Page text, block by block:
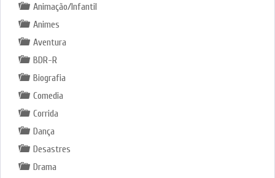
Animação/Infantil
Animes
Aventura
BDR-R
Biografia
Comedia
Corrida
Dança
Desastres
Drama